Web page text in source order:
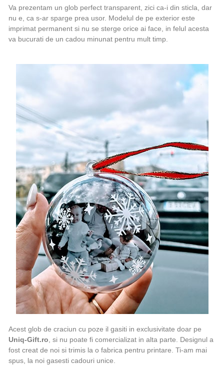
Va prezentam un glob perfect transparent, zici ca-i din sticla, dar
nu e, ca s-ar sparge prea usor. Modelul de pe exterior este
imprimat permanent si nu se sterge orice ai face, in felul acesta
va bucurati de un cadou minunat pentru mult timp.
Acest glob de craciun cu poze il gasiti in exclusivitate doar pe
Uniq-Gift.ro, si nu poate fi comercializat in alta parte. Designul a
fost creat de noi si trimis la o fabrica pentru printare. Ti-am mai
spus, la noi gasesti cadouri unice.